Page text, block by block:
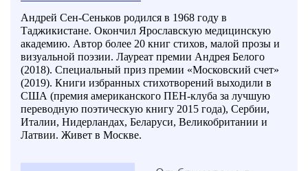
Андрей Сен-Сеньков родился в 1968 году в
Таджикистане. Окончил Ярославскую медицинскую
академию. Автор более 20 книг стихов, малой прозы и
визуальной поэзии. Лауреат премии Андрея Белого
(2018). Специальный приз премии «Московский счет»
(2019). Книги избранных стихотворений выходили в
США (премия американского ПЕН-клуба за лучшую
переводную поэтическую книгу 2015 года), Сербии,
Италии, Нидерландах, Беларуси, Великобритании и
Латвии. Живет в Москве.